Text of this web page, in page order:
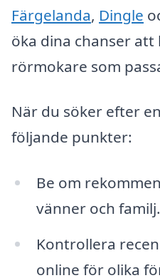
Färgelanda, Dingle
öka dina chanser
rörmokare som
När du söker efter
följande punkter:
Be om
vänner och familj.
Kontrollera
online för olika